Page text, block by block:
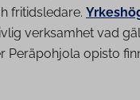
fritidsledare.
verksamhet vad
opisto